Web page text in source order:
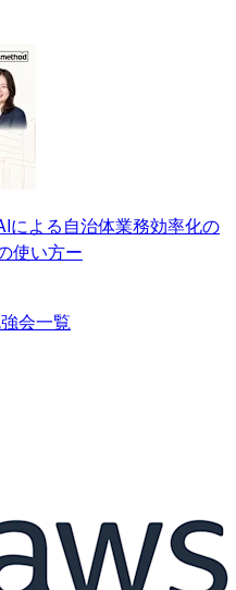
による自治体業務効率化の
使い方ー
会一覧